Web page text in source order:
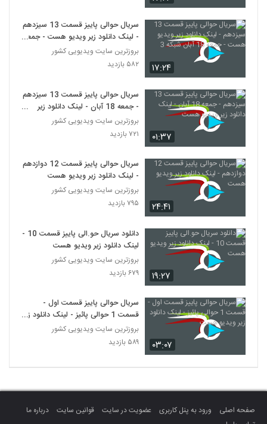
۱۷:۲۴
سریال حوالی پاییز قسمت 13 سیزدهم
- لینک دانلود زیر ویدیو هست - جمعه
18 آبان شبکه 3
بروزترین سایت ویدیویی کشور
۵۸۲ بازدید
۰۱:۳۷
سریال حوالی پاییز قسمت 13 سیزدهم
- جمعه 18 آبان - لینک دانلود زیر
ویدیو هست
بروزترین سایت ویدیویی کشور
۷۲۱ بازدید
۲۴:۴۱
سریال حوالی پاییز قسمت 12 دوازدهم
- لینک دانلود زیر ویدیو هست
بروزترین سایت ویدیویی کشور
۷۹۵ بازدید
۱۹:۲۷
دانلود سریال حو.الی پاییز قسمت 10 -
لینک دانلود زیر ویدیو هست
بروزترین سایت ویدیویی کشور
۶۷۹ بازدید
۰۳:۰۷
سریال حوالی پاییز قسمت اول -
قسمت 1 حوالی پائیز - لینک دانلود زیر
ویدیو هست
بروزترین سایت ویدیویی کشور
۵۸۹ بازدید
صفحه اصلی ورود به پنل کاربری عضویت در سایت قوانین سایت
درباره ما